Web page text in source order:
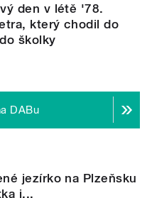
den v létě '78.
který chodil do
školky
DABu
jezírko na Plzeňsku
i...